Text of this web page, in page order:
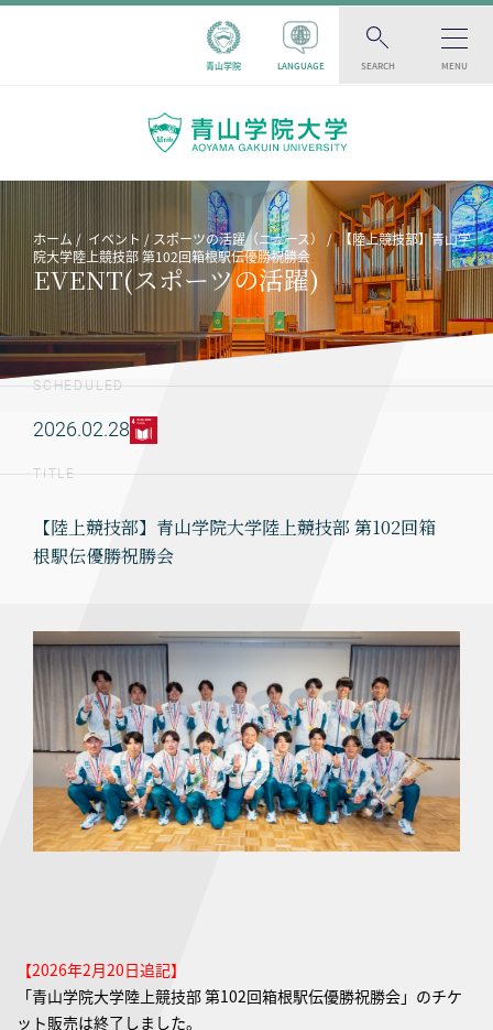
青山学院 LANGUAGE SEARCH MENU
ホーム イベント スポーツの活躍（ニュース）
【陸上競技部】青山学
院大学陸上競技部 第102回箱根駅伝優勝祝勝会
EVENT(スポーツの活躍)
SCHEDULED
2026.02.28
TITLE
【陸上競技部】青山学院大学陸上競技部 第102回箱
根駅伝優勝祝勝会
【2026年2月20日追記】
「青山学院大学陸上競技部 第102回箱根駅伝優勝祝勝会」のチケ
ット販売は終了しました。